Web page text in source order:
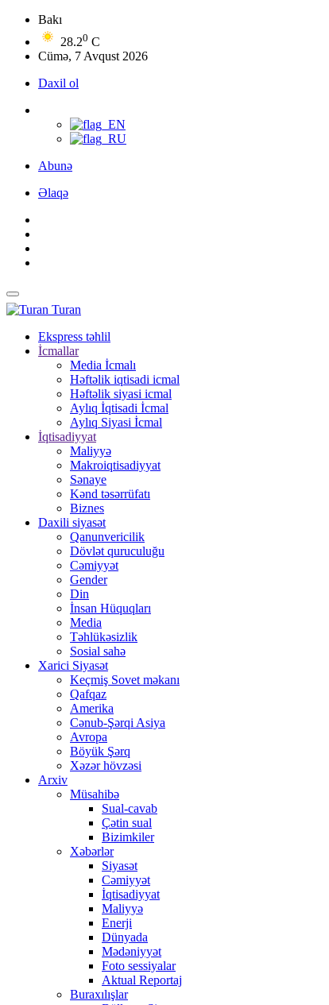
Bakı
28.20 C
Cümə, 7 Avqust 2026
Daxil ol
Abunə
Əlaqə
Turan
Ekspress təhlil
İcmallar
Media İcmalı
Həftəlik iqtisadi icmal
Həftəlik siyasi icmal
Aylıq İqtisadi İcmal
Aylıq Siyasi İcmal
İqtisadiyyat
Maliyyə
Makroiqtisadiyyat
Sənaye
Kənd təsərrüfatı
Biznes
Daxili siyasət
Qanunvericilik
Dövlət quruculuğu
Cəmiyyət
Gender
Din
İnsan Hüquqları
Media
Təhlükəsizlik
Sosial sahə
Xarici Siyasət
Keçmiş Sovet məkanı
Qafqaz
Amerika
Cənub-Şərqi Asiya
Avropa
Böyük Şərq
Xəzər hövzəsi
Arxiv
Müsahibə
Sual-cavab
Çətin sual
Bizimkiler
Xəbərlər
Siyasət
Cəmiyyət
İqtisadiyyat
Maliyyə
Enerji
Dünyada
Mədəniyyət
Foto sessiyalar
Aktual Reportaj
Buraxılışlar